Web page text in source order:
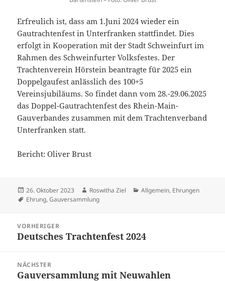
Erfreulich ist, dass am 1.Juni 2024 wieder ein
Gautrachtenfest in Unterfranken stattfindet. Dies
erfolgt in Kooperation mit der Stadt Schweinfurt im
Rahmen des Schweinfurter Volksfestes. Der
Trachtenverein Hörstein beantragte für 2025 ein
Doppelgaufest anlässlich des 100+5
Vereinsjubiläums. So findet dann vom 28.-29.06.2025
das Doppel-Gautrachtenfest des Rhein-Main-
Gauverbandes zusammen mit dem Trachtenverband
Unterfranken statt.
Bericht: Oliver Brust
Veröffentlicht
am
26. Oktober 2023 Autor
Roswitha Ziel Kategorien
Allgemein, Ehrungen
Schlagwörter
Ehrung,Gauversammlung
VORHERIGER
Vorheriger
Deutsches Trachtenfest 2024
NÄCHSTER
Nächster
Gauversammlung mit Neuwahlen